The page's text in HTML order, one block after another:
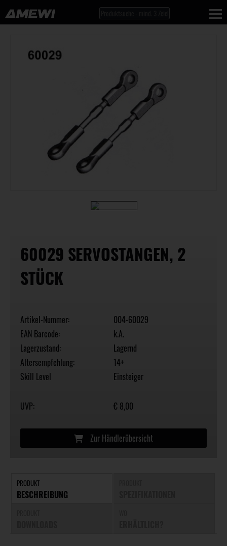
60029 SERVOSTANGEN, 2
STÜCK
Artikel-Nummer:
004-60029
EAN Barcode:
k.A.
Lagerzustand:
Lagernd
Altersempfehlung:
14+
Skill Level
Einsteiger
UVP: € 8,00
Zur Händlerübersicht
PRODUKT
BESCHREIBUNG